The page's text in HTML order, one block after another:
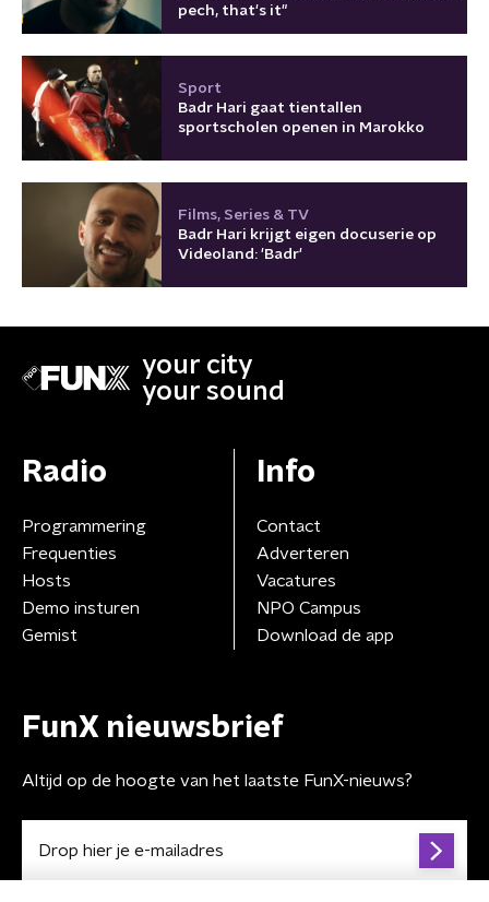
pech, that's it"
Sport
Badr Hari gaat tientallen
sportscholen openen in Marokko
Films, Series & TV
Badr Hari krijgt eigen docuserie op
Videoland: 'Badr'
your city
your sound
Radio
Programmering
Frequenties
Hosts
Demo insturen
Gemist
Info
Contact
Adverteren
Vacatures
NPO Campus
Download de app
FunX nieuwsbrief
Altijd op de hoogte van het laatste FunX-nieuws?